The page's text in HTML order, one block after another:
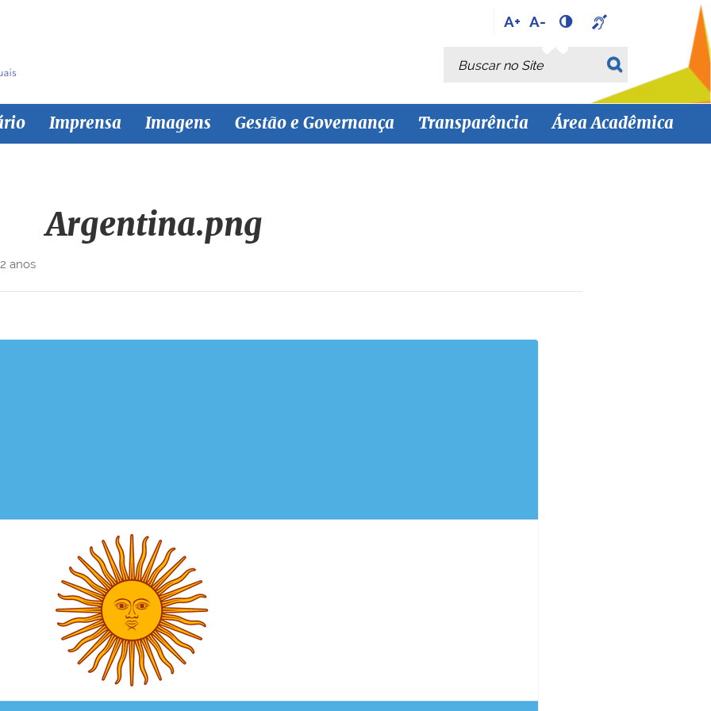
A+ A-
Busca
Busca Avançada…
Imprensa Imagens Gestão e Governança Transparência Área Acadêmica
Argentina.png
anos